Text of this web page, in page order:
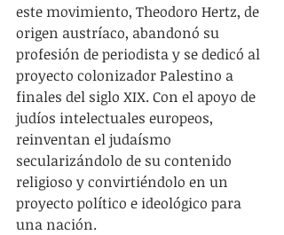
este movimiento, Theodoro Hertz, de
origen austríaco, abandonó su
profesión de periodista y se dedicó al
proyecto colonizador Palestino a
finales del siglo XIX. Con el apoyo de
judíos intelectuales europeos,
reinventan el judaísmo
secularizándolo de su contenido
religioso y convirtiéndolo en un
proyecto político e ideológico para
una nación.